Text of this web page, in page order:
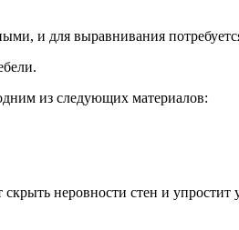
и для выравнивания
из следующих материалов:
неровности стен и упростит